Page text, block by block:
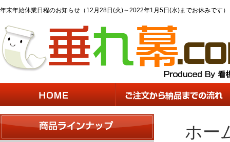
年末年始休業日程のお知らせ（12月28日(火)～2022年1月5日(水)までお休みです）
ホー